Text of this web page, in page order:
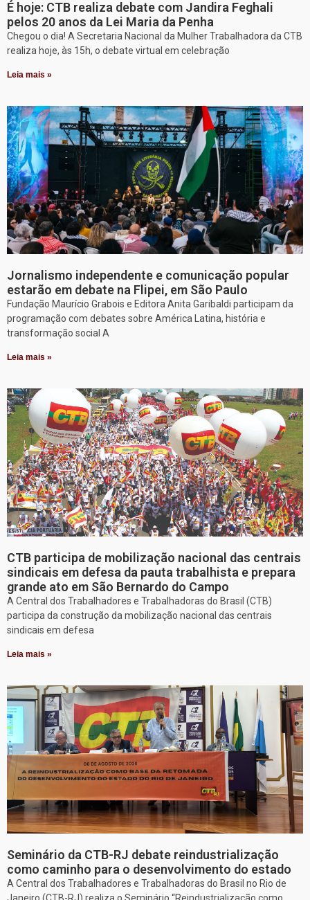
É hoje: CTB realiza debate com Jandira Feghali
pelos 20 anos da Lei Maria da Penha
Chegou o dia! A Secretaria Nacional da Mulher Trabalhadora da CTB
realiza hoje, às 15h, o debate virtual em celebração
Leia mais »
Jornalismo independente e comunicação popular
estarão em debate na Flipei, em São Paulo
Fundação Maurício Grabois e Editora Anita Garibaldi participam da
programação com debates sobre América Latina, história e
transformação social A
Leia mais »
CTB participa de mobilização nacional das centrais
sindicais em defesa da pauta trabalhista e prepara
grande ato em São Bernardo do Campo
A Central dos Trabalhadores e Trabalhadoras do Brasil (CTB)
participa da construção da mobilização nacional das centrais
sindicais em defesa
Leia mais »
Seminário da CTB-RJ debate reindustrialização
como caminho para o desenvolvimento do estado
A Central dos Trabalhadores e Trabalhadoras do Brasil no Rio de